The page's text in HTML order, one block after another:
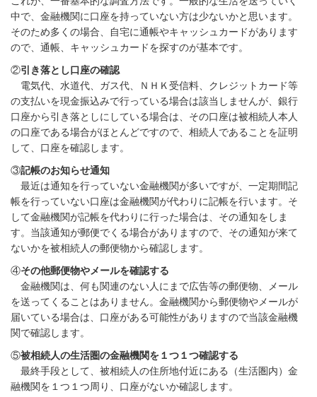
中で、金融機関に口座を持っていない方は少ないかと思います。
そのため多くの場合、自宅に通帳やキャッシュカードがあります
ので、通帳、キャッシュカードを探すのが基本です。
②引き落とし口座の確認
電気代、水道代、ガス代、ＮＨＫ受信料、クレジットカード等
の支払いを現金振込みで行っている場合は該当しませんが、銀行
口座から引き落としにしている場合は、その口座は被相続人本人
の口座である場合がほとんどですので、相続人であることを証明
して、口座を確認します。
③記帳のお知らせ通知
最近は通知を行っていない金融機関が多いですが、一定期間記
帳を行っていない口座は金融機関が代わりに記帳を行います。そ
して金融機関が記帳を代わりに行った場合は、その通知をしま
す。当該通知が郵便でくる場合がありますので、その通知が来て
ないかを被相続人の郵便物から確認します。
④その他郵便物やメールを確認する
金融機関は、何も関連のない人にまで広告等の郵便物、メール
を送ってくることはありません。金融機関から郵便物やメールが
届いている場合は、口座がある可能性がありますので当該金融機
関で確認します。
⑤被相続人の生活圏の金融機関を１つ１つ確認する
最終手段として、被相続人の住所地付近にある（生活圏内）金
融機関を１つ１つ周り、口座がないか確認します。